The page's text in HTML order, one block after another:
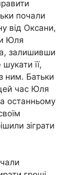
почали
від Оксани,
Юля
залишивши
її,
ним. Батьки
час Юля
останньому
зіграти